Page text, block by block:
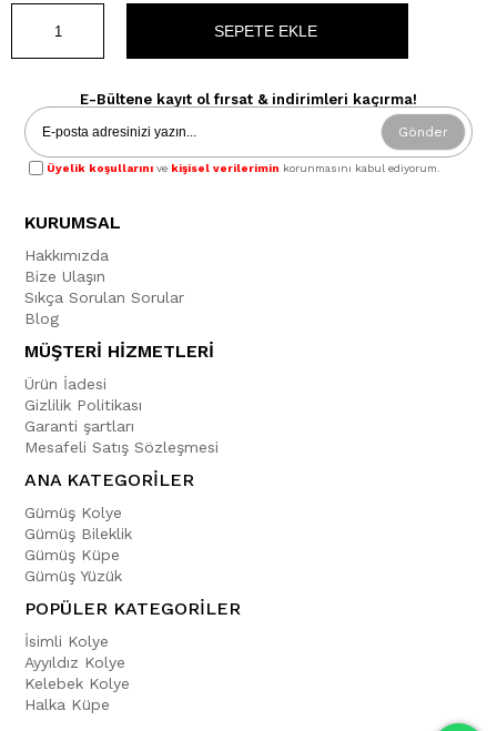
E-Bültene kayıt ol fırsat & indirimleri kaçırma!
Gönder
Üyelik koşullarını ve kişisel verilerimin korunmasını kabul ediyorum.
KURUMSAL
Hakkımızda
Bize Ulaşın
Sıkça Sorulan Sorular
Blog
MÜŞTERİ HİZMETLERİ
Ürün İadesi
Gizlilik Politikası
Garanti şartları
Mesafeli Satış Sözleşmesi
ANA KATEGORİLER
Gümüş Kolye
Gümüş Bileklik
Gümüş Küpe
Gümüş Yüzük
POPÜLER KATEGORİLER
İsimli Kolye
Ayyıldız Kolye
Kelebek Kolye
Halka Küpe